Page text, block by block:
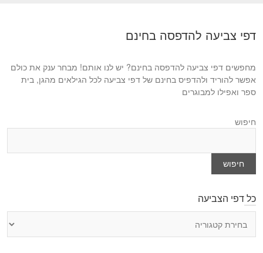
דפי צביעה להדפסה בחינם
מחפשים דפי צביעה להדפסה בחינם? יש לנו אותם! מבחר ענק את כולם
אפשר להוריד ולהדפיס בחינם של דפי צביעה לכל הגילאים מהגן, בית
ספר ואפילו למבוגרים
חיפוש
חיפוש
כל דפי הצביעה